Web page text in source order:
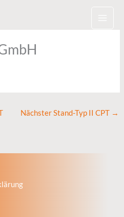
Nächster Stand-Typ II CPT →